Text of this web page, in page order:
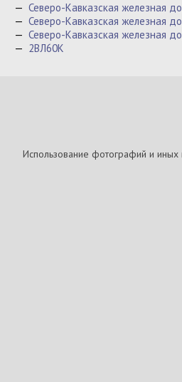
— Северо-Кавказская железная
— Северо-Кавказская железная
— Северо-Кавказская железная
— 2ВЛ60К
Использование фотографий и иных